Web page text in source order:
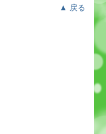
▲ 戻る